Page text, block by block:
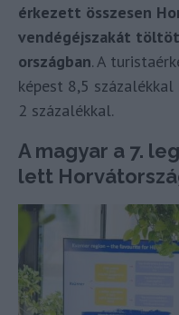
érkezett összesen
vendégéjszakát
országban. A
képest 8,5
2 százalékkal.
A magyar a 7.
lett